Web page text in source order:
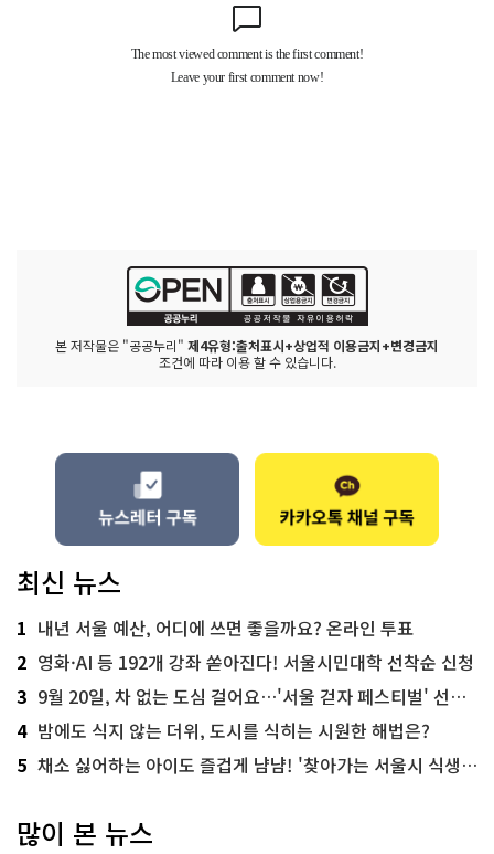
본 저작물은 "공공누리" 제4유형:출처표시+상업적 이용금지+변경금지
조건에 따라 이용 할 수 있습니다.
최신 뉴스
1 내년 서울 예산, 어디에 쓰면 좋을까요? 온라인 투표
2 영화·AI 등 192개 강좌 쏟아진다! 서울시민대학 선착순 신청
3 9월 20일, 차 없는 도심 걸어요…'서울 걷자 페스티벌' 선착순 5천명
4 밤에도 식지 않는 더위, 도시를 식히는 시원한 해법은?
5 채소 싫어하는 아이도 즐겁게 냠냠! '찾아가는 서울시 식생활 교육' 현장
많이 본 뉴스